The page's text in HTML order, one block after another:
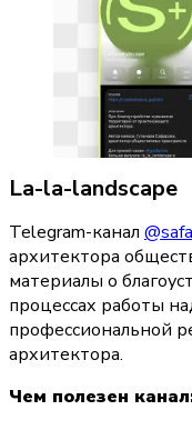
La-la-landscape
Telegram-канал
архитектора
материалы о
процессах работы
профессиональной
архитектора.
Чем полезен